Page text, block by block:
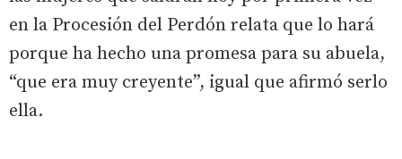
en la Procesión del Perdón relata que lo hará
porque ha hecho una promesa para su abuela,
“que era muy creyente”, igual que afirmó serlo
ella.